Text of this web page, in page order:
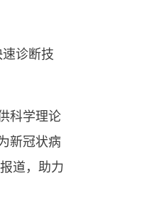
诊断技
科学理论
新冠状病
道，助力